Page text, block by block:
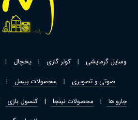
وسایل گرمایشی کولر گازی یخچال
صوتی و تصویری
محصولات بیسل
جارو ها
محصولات نینجا کنسول بازی